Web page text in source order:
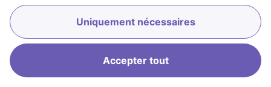
Accueil Recherche Connexion Menu
Uniquement nécessaires
Accepter tout